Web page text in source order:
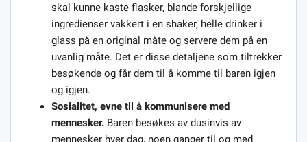
skal kunne kaste flasker, blande forskjellige
ingredienser vakkert i en shaker, helle drinker i
glass på en original måte og servere dem på en
uvanlig måte. Det er disse detaljene som tiltrekker
besøkende og får dem til å komme til baren igjen
og igjen.
Sosialitet, evne til å kommunisere med
mennesker. Baren besøkes av dusinvis av
mennesker hver dag, noen ganger til og med